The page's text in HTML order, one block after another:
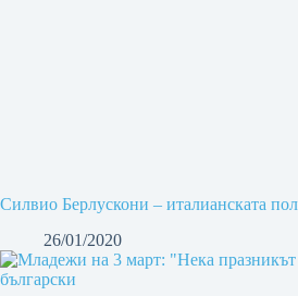
Силвио Берлускони – италианската
26/01/2020